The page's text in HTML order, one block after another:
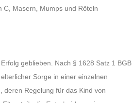
C, Masern, Mumps und Röteln
geblieben. Nach § 1628 Satz 1 BGB
Sorge in einer einzelnen
deren Regelung für das Kind von